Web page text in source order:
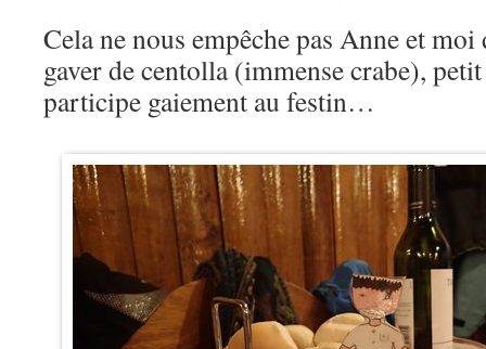
Cela ne nous empêche pas Anne et
gaver de centolla (immense crabe),
participe gaiement au festin…